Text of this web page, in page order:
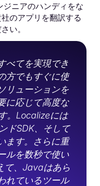
ニアのハンディをな
のアプリを翻訳する
い。
べてを実現でき
方でもすぐに使
リューションを
に応じて高度な
。Localizeには
ドSDK、そして
ます。さらに重
ルを数秒で使い
て、Javaはあら
れているツール